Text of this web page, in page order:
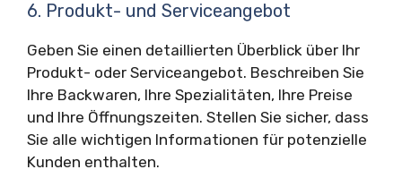
6. Produkt- und Serviceangebot
Geben Sie einen detaillierten Überblick über Ihr
Produkt- oder Serviceangebot. Beschreiben Sie
Ihre Backwaren, Ihre Spezialitäten, Ihre Preise
und Ihre Öffnungszeiten. Stellen Sie sicher, dass
Sie alle wichtigen Informationen für potenzielle
Kunden enthalten.